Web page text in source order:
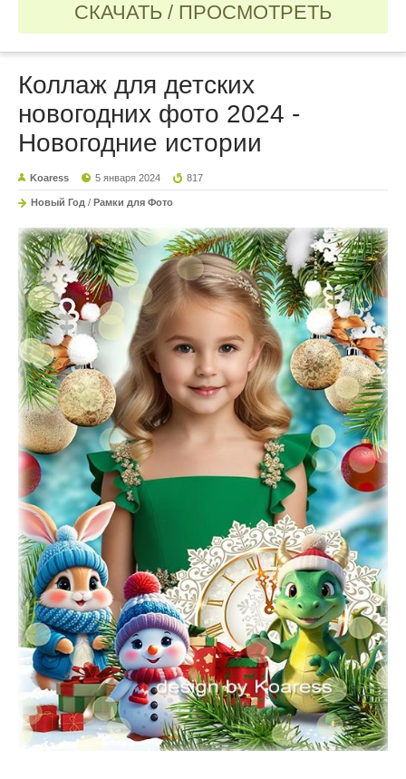
СКАЧАТЬ / ПРОСМОТРЕТЬ
Коллаж для детских
новогодних фото 2024 -
Новогодние истории
Koaress 5 января 2024 817
Новый Год / Рамки для Фото